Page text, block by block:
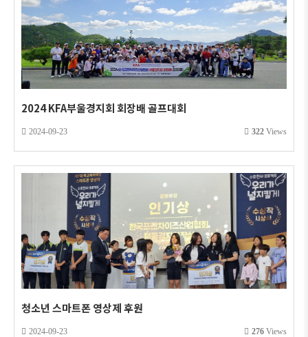
2024 KFA부울경지회 회장배 골프대회
2024-09-23 322 Views
청소년 스마트폰 영상제 후원
2024-09-23 276 Views